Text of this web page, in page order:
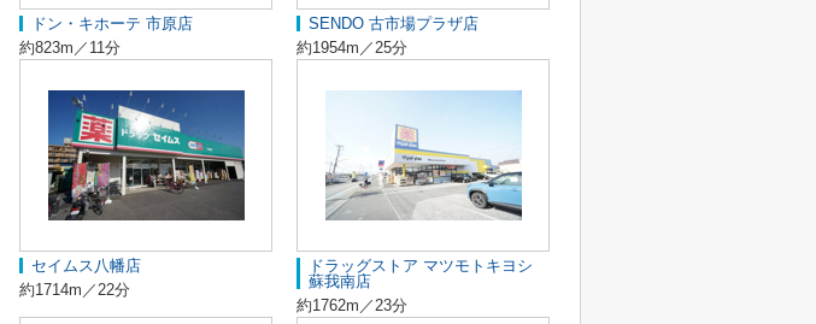
ドン・キホーテ 市原店
約823m／11分
SENDO 古市場プラザ店
約1954m／25分
セイムス八幡店
約1714m／22分
ドラッグストア マツモトキヨシ
蘇我南店
約1762m／23分